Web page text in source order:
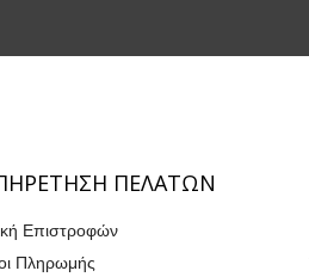
ΠΕΛΑΤΩΝ
Επιστροφών
Πληρωμής